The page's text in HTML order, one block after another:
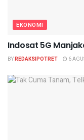
EKONOMI
Indosat 5G
BYREDAKSIPOTRET 6